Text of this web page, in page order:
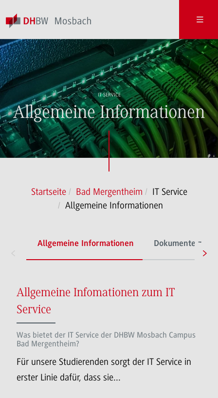
IT SERVICE
Allgemeine Informationen
Startseite Bad Mergentheim
IT Service
Allgemeine Informationen
Allgemeine Informationen Dokumente zur
Allgemeine Infomationen zum IT
Service
Was bietet der IT Service der DHBW Mosbach Campus
Bad Mergentheim?
Für unsere Studierenden sorgt der IT Service in
erster Linie dafür, dass sie...